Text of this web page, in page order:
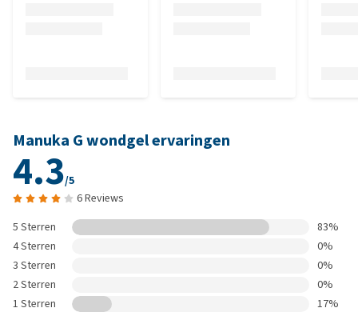
Manuka G wondgel ervaringen
4.3/5
6 Reviews
5 Sterren
83%
4 Sterren
0%
3 Sterren
0%
2 Sterren
0%
1 Sterren
17%